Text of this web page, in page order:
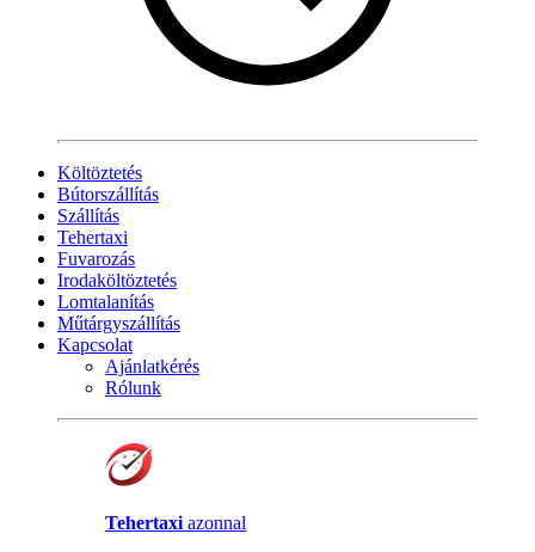
Költöztetés
Bútorszállítás
Szállítás
Tehertaxi
Fuvarozás
Irodaköltöztetés
Lomtalanítás
Műtárgyszállítás
Kapcsolat
Ajánlatkérés
Rólunk
Tehertaxi azonnal